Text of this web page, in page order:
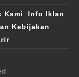
Kami
Info Iklan
Kebijakan